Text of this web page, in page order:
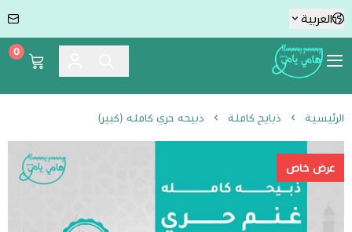
العربية
Hummmy :-) Yummmy هامي يامي
0
الرئيسية ذبايح كاملة ذبيحه حري كامله (كبير)
عرض خاص